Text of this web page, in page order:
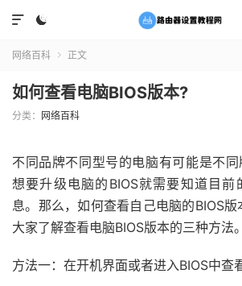


网络百科  正文
如何查看电脑BIOS版本?
分类： 网络百科
不同品牌不同型号的电脑有可能是不同
想要升级电脑的BIOS就需要知道目前
息。那么，如何查看自己电脑的BIOS
大家了解查看电脑BIOS版本的三种方法。
方法一：在开机界面或者进入BIOS中查